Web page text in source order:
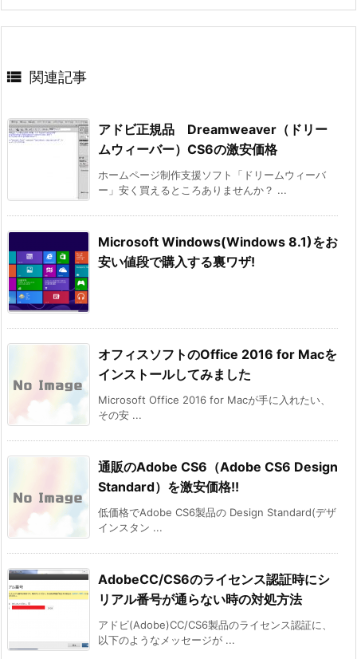
 関連記事
アドビ正規品 Dreamweaver（ドリー
ムウィーバー）CS6の激安価格
ホームページ制作支援ソフト「ドリームウィーバ
ー」安く買えるところありませんか？ ...
Microsoft Windows(Windows 8.1)をお
安い値段で購入する裏ワザ!
オフィスソフトのOffice 2016 for Macを
インストールしてみました
Microsoft Office 2016 for Macが手に入れたい、
その安 ...
通販のAdobe CS6（Adobe CS6 Design
Standard）を激安価格!!
低価格でAdobe CS6製品の Design Standard(デザ
インスタン ...
AdobeCC/CS6のライセンス認証時にシ
リアル番号が通らない時の対処方法
アドビ(Adobe)CC/CS6製品のライセンス認証に、
以下のようなメッセージが ...